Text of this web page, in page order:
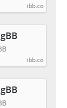
ibb.co
ibb.co